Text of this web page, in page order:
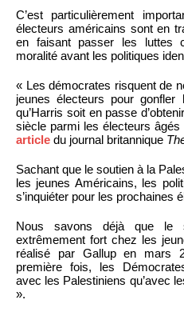
C’est particulièrement
électeurs américains sont en
en faisant passer les luttes
moralité avant les politiques
« Les démocrates risquent de
jeunes électeurs pour
qu’Harris soit en passe
siècle parmi les électeurs
article du journal britannique
Sachant que le soutien à la
les jeunes Américains, les
s’inquiéter pour les prochaines
Nous savons déjà que le
extrêmement fort chez les
réalisé par Gallup en mars
première fois, les
avec les Palestiniens qu’avec
».